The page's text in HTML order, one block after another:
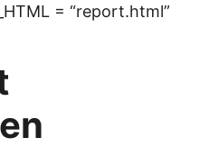
= “report.html”